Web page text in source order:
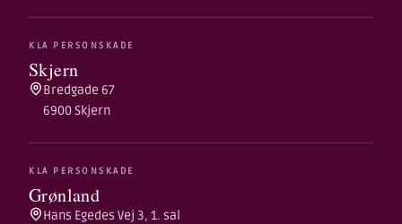
KLA PERSONSKADE
Skjern
Bredgade 67
6900 Skjern
KLA PERSONSKADE
Grønland
Hans Egedes Vej 3, 1. sal